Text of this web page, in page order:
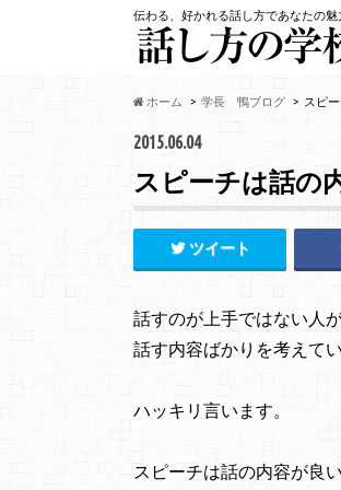
伝わる、好かれる話し方であなたの魅
ホーム 学長 鴨ブログ スピ
2015.06.04
スピーチは話の
ツイート
話すのが上手ではない人
話す内容ばかりを考えてい
ハッキリ言います。
スピーチは話の内容が良